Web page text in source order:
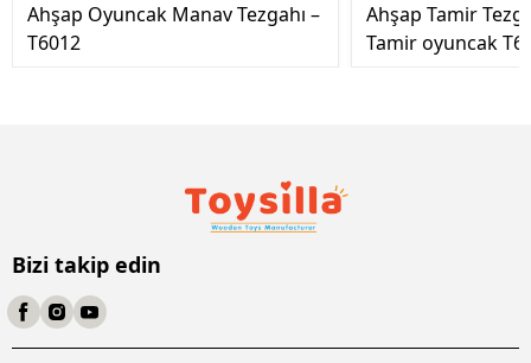
Ahşap Oyuncak Manav Tezgahı –
T6012
Ahşap Tamir
Tamir oyuncak
Bizi takip edin